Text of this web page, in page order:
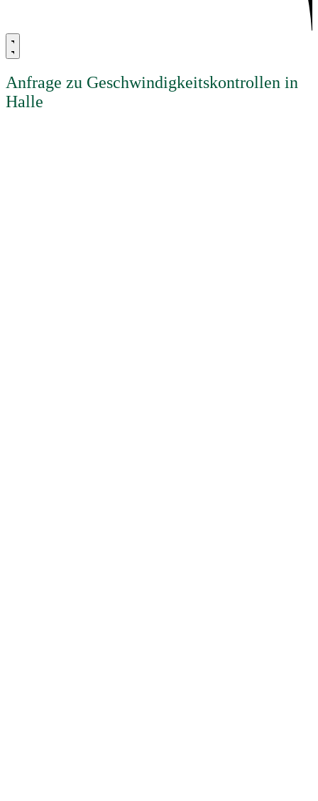
Anfrage zu Geschwindigkeitskontrollen in
Halle